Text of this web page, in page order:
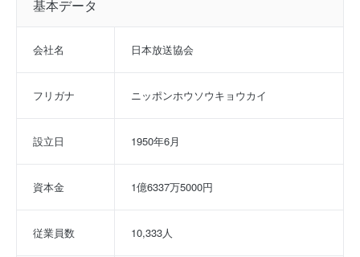
基本データ
会社名 日本放送協会
フリガナ ニッポンホウソウキョウカイ
設立日 1950年6月
資本金 1億6337万5000円
従業員数 10,333人